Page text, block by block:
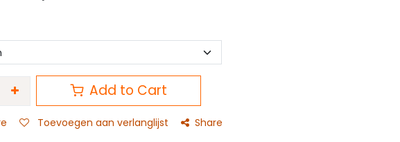
Add to Cart
Toevoegen aan verlanglijst Share